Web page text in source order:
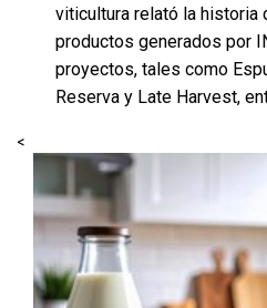
viticultura relató la historia
productos generados por
proyectos, tales como
Reserva y Late Harvest,
<